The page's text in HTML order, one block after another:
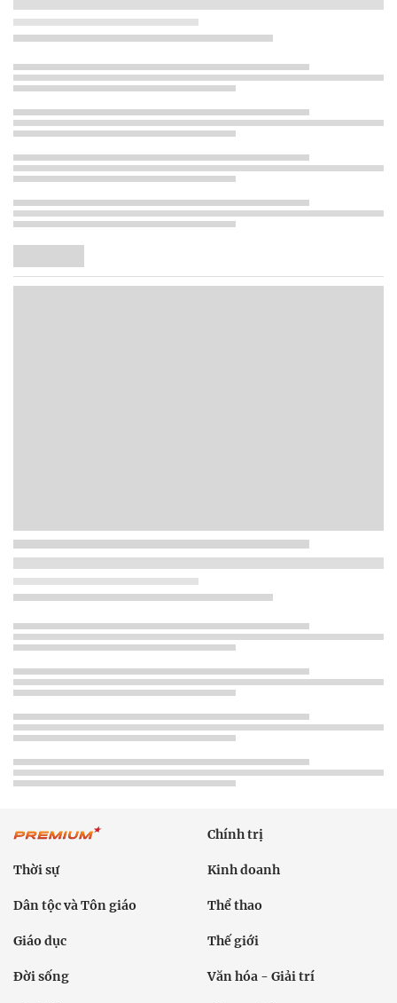
Chính trị
Thời sự Kinh doanh
Dân tộc và Tôn giáo Thể thao
Giáo dục Thế giới
Đời sống Văn hóa - Giải trí